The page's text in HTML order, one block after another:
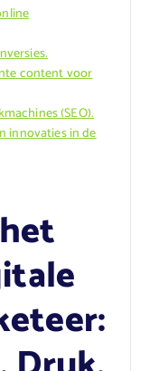
content voor
(SEO).
innovaties in de